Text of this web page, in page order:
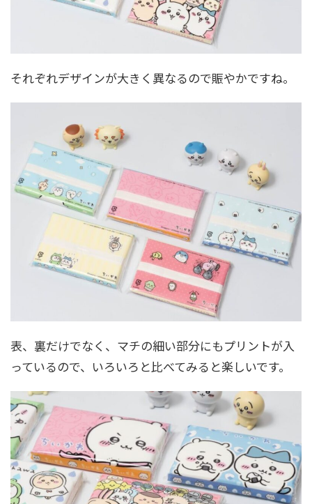
それぞれデザインが大きく異なるので賑やかですね。
表、裏だけでなく、マチの細い部分にもプリントが入
っているので、いろいろと比べてみると楽しいです。